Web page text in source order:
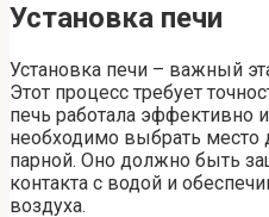
Установка печи
Установка печи – важный
Этот процесс требует
печь работала эффективно
необходимо выбрать место
парной. Оно должно быть
контакта с водой и
воздуха.